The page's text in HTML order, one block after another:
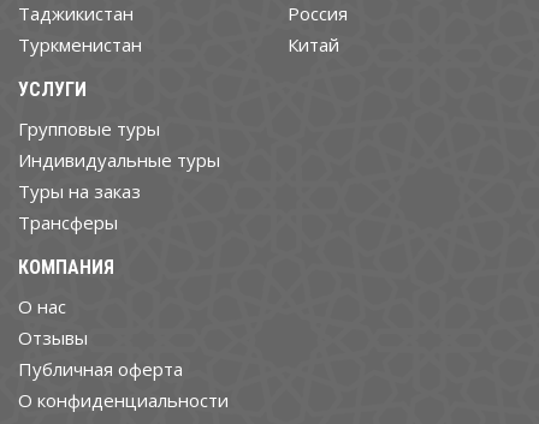
Таджикистан
Туркменистан
Россия
Китай
УСЛУГИ
Групповые туры
Индивидуальные туры
Туры на заказ
Трансферы
КОМПАНИЯ
О нас
Отзывы
Публичная оферта
О конфиденциальности